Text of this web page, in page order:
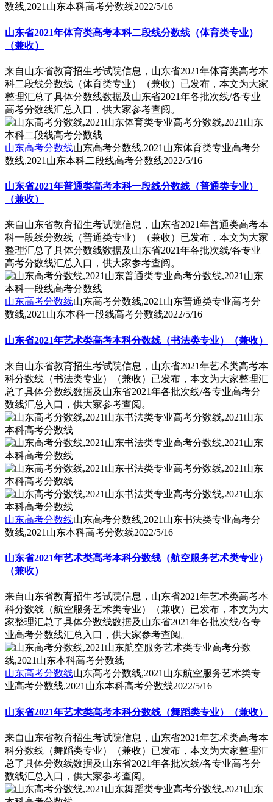
数线,2021山东本科高考分数线2022/5/16
山东省2021年体育类高考本科二段线分数线（体育类专业）
（兼收）
来自山东省教育招生考试院信息，山东省2021年体育类高考本
科二段线分数线（体育类专业）（兼收）已发布，本文为大家
整理汇总了具体分数线数据及山东省2021年各批次线/各专业
高考分数线汇总入口，供大家参考查阅。
山东高考分数线山东高考分数线,2021山东体育类专业高考分
数线,2021山东本科二段线高考分数线2022/5/16
山东省2021年普通类高考本科一段线分数线（普通类专业）
（兼收）
来自山东省教育招生考试院信息，山东省2021年普通类高考本
科一段线分数线（普通类专业）（兼收）已发布，本文为大家
整理汇总了具体分数线数据及山东省2021年各批次线/各专业
高考分数线汇总入口，供大家参考查阅。
山东高考分数线山东高考分数线,2021山东普通类专业高考分
数线,2021山东本科一段线高考分数线2022/5/16
山东省2021年艺术类高考本科分数线（书法类专业）（兼收）
来自山东省教育招生考试院信息，山东省2021年艺术类高考本
科分数线（书法类专业）（兼收）已发布，本文为大家整理汇
总了具体分数线数据及山东省2021年各批次线/各专业高考分
数线汇总入口，供大家参考查阅。
山东高考分数线山东高考分数线,2021山东书法类专业高考分
数线,2021山东本科高考分数线2022/5/16
山东省2021年艺术类高考本科分数线（航空服务艺术类专业）
（兼收）
来自山东省教育招生考试院信息，山东省2021年艺术类高考本
科分数线（航空服务艺术类专业）（兼收）已发布，本文为大
家整理汇总了具体分数线数据及山东省2021年各批次线/各专
业高考分数线汇总入口，供大家参考查阅。
山东高考分数线山东高考分数线,2021山东航空服务艺术类专
业高考分数线,2021山东本科高考分数线2022/5/16
山东省2021年艺术类高考本科分数线（舞蹈类专业）（兼收）
来自山东省教育招生考试院信息，山东省2021年艺术类高考本
科分数线（舞蹈类专业）（兼收）已发布，本文为大家整理汇
总了具体分数线数据及山东省2021年各批次线/各专业高考分
数线汇总入口，供大家参考查阅。